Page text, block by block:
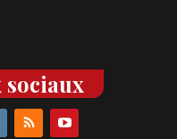
sociaux